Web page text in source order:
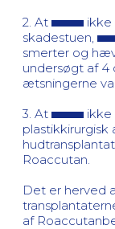
2. At
ikke
skadestuen,
smerter og
undersøgt af
ætsningerne
3. At
ikke
plastikkirurgisk
Roaccutan.
Det er herved
af